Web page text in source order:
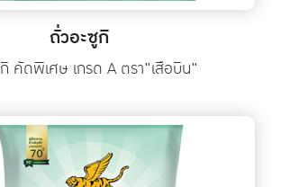
ถั่วอะซูกิ
คัดพิเศษ เกรด A ตรา"เสือบิน"